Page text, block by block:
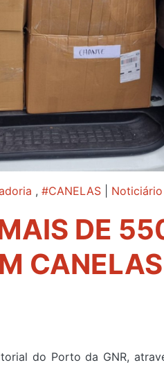
, #CANELAS Noticiário
DE
CANELAS
do Porto da GNR,